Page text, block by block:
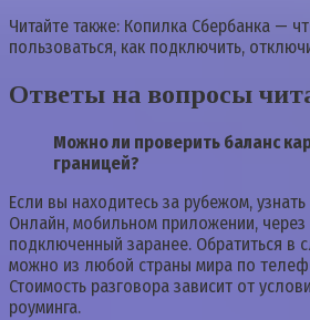
Читайте также: Копилка Сбербанка —
пользоваться, как подключить,
Ответы на вопросы
Можно ли проверить баланс
границей?
Если вы находитесь за рубежом,
Онлайн, мобильном приложении,
подключенный заранее. Обратиться в
можно из любой страны мира по
Стоимость разговора зависит от
роуминга.